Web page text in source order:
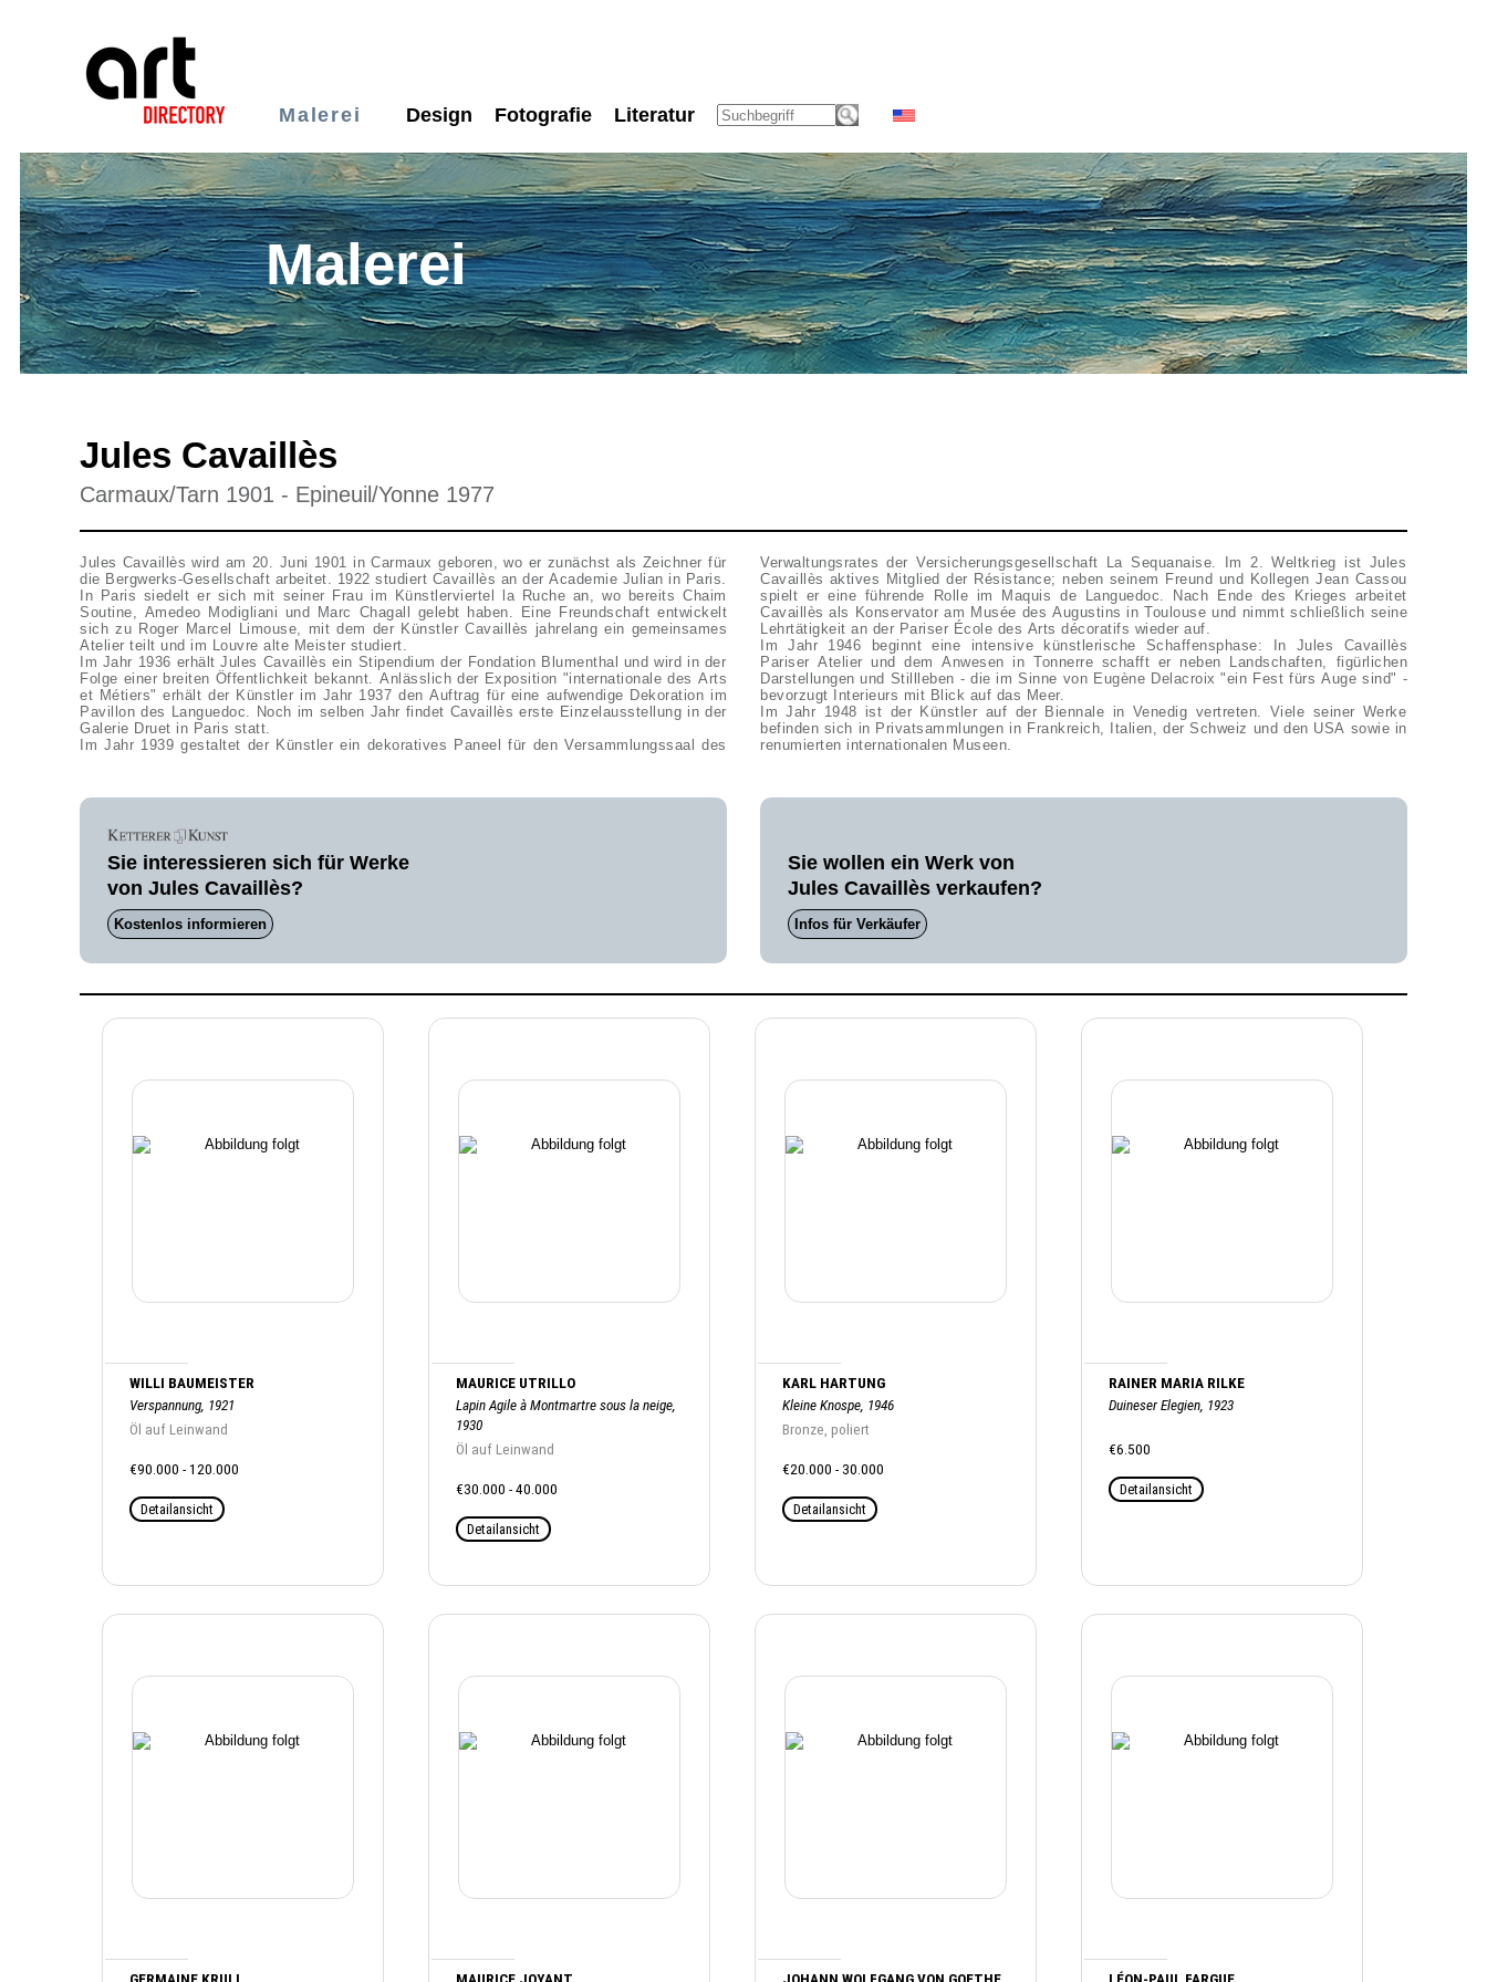
Malerei Design Fotografie Literatur
Malerei
Jules Cavaillès
Carmaux/Tarn 1901 - Epineuil/Yonne 1977
Jules Cavaillès wird am 20. Juni 1901 in Carmaux geboren, wo er zunächst als Zeichner für
die Bergwerks-Gesellschaft arbeitet. 1922 studiert Cavaillès an der Academie Julian in Paris.
In Paris siedelt er sich mit seiner Frau im Künstlerviertel la Ruche an, wo bereits Chaim
Soutine, Amedeo Modigliani und Marc Chagall gelebt haben. Eine Freundschaft entwickelt
sich zu Roger Marcel Limouse, mit dem der Künstler Cavaillès jahrelang ein gemeinsames
Atelier teilt und im Louvre alte Meister studiert.
Im Jahr 1936 erhält Jules Cavaillès ein Stipendium der Fondation Blumenthal und wird in der
Folge einer breiten Öffentlichkeit bekannt. Anlässlich der Exposition "internationale des Arts
et Métiers" erhält der Künstler im Jahr 1937 den Auftrag für eine aufwendige Dekoration im
Pavillon des Languedoc. Noch im selben Jahr findet Cavaillès erste Einzelausstellung in der
Galerie Druet in Paris statt.
Im Jahr 1939 gestaltet der Künstler ein dekoratives Paneel für den Versammlungssaal des
Verwaltungsrates der Versicherungsgesellschaft La Sequanaise. Im 2. Weltkrieg ist Jules
Cavaillès aktives Mitglied der Résistance; neben seinem Freund und Kollegen Jean Cassou
spielt er eine führende Rolle im Maquis de Languedoc. Nach Ende des Krieges arbeitet
Cavaillès als Konservator am Musée des Augustins in Toulouse und nimmt schließlich seine
Lehrtätigkeit an der Pariser École des Arts décoratifs wieder auf.
Im Jahr 1946 beginnt eine intensive künstlerische Schaffensphase: In Jules Cavaillès
Pariser Atelier und dem Anwesen in Tonnerre schafft er neben Landschaften, figürlichen
Darstellungen und Stillleben - die im Sinne von Eugène Delacroix "ein Fest fürs Auge sind" -
bevorzugt Interieurs mit Blick auf das Meer.
Im Jahr 1948 ist der Künstler auf der Biennale in Venedig vertreten. Viele seiner Werke
befinden sich in Privatsammlungen in Frankreich, Italien, der Schweiz und den USA sowie in
renumierten internationalen Museen.
Sie interessieren sich für Werke
von Jules Cavaillès?
Kostenlos informieren
Sie wollen ein Werk von
Jules Cavaillès verkaufen?
Infos für Verkäufer
WILLI BAUMEISTER
Verspannung, 1921
Öl auf Leinwand
€90.000 - 120.000
Detailansicht
MAURICE UTRILLO
Lapin Agile à Montmartre sous la neige,
1930
Öl auf Leinwand
€30.000 - 40.000
Detailansicht
KARL HARTUNG
Kleine Knospe, 1946
Bronze, poliert
€20.000 - 30.000
Detailansicht
RAINER MARIA RILKE
Duineser Elegien, 1923
€6.500
Detailansicht